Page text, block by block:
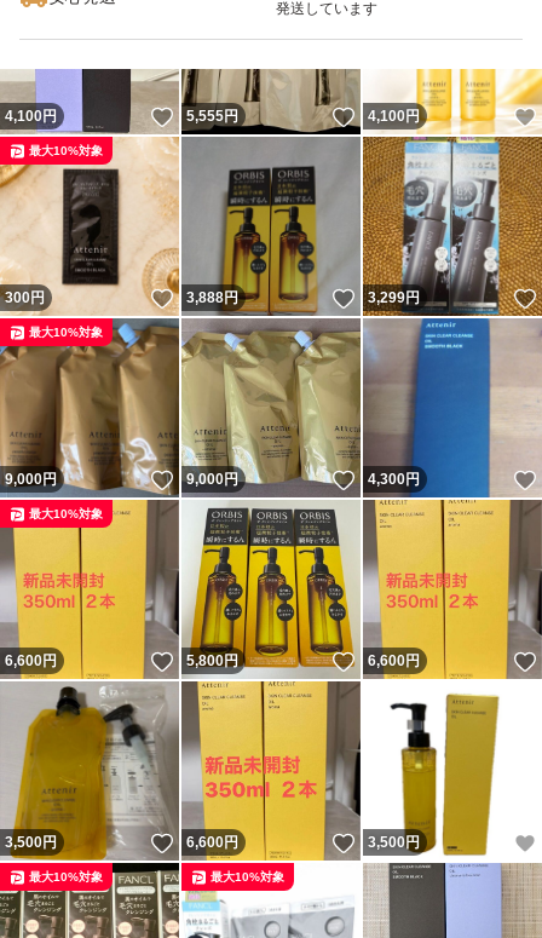
発送しています
4,100円 いいね！
5,555円 いいね！
4,100円
300円 いいね！
最大10%対象
3,888円 いいね！
3,299円
9,000円 いいね！
最大10%対象
9,000円 いいね！
4,300円
6,600円 いいね！
最大10%対象
5,800円 いいね！
6,600円
3,500円 いいね！
6,600円 いいね！
3,500円
最大10%対象 最大10%対象